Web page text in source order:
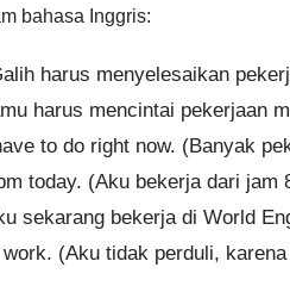
bahasa Inggris:
harus menyelesaikan
harus mencintai pekerjaan
to do right now. (Banyak
today. (Aku bekerja dari jam
sekarang bekerja di World
(Aku tidak perduli,